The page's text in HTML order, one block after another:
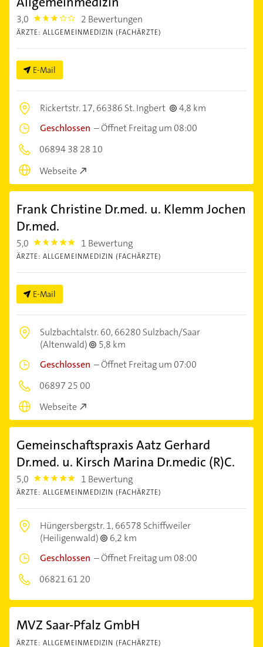
3,0 3.0 2 Bewertungen
ÄRZTE: ALLGEMEINMEDIZIN (FACHÄRZTE)
E-Mail
Rickertstr. 17,66386 St. Ingbert
4,8 km
Geschlossen –Öffnet Freitag um 08:00
06894 38 28 10
Webseite
Frank Christine Dr.med. u. Klemm Jochen
Dr.med.
5,0 5.0 1 Bewertung
ÄRZTE: ALLGEMEINMEDIZIN (FACHÄRZTE)
E-Mail
Sulzbachtalstr. 60,66280 Sulzbach/Saar
(Altenwald)
5,8 km
Geschlossen –Öffnet Freitag um 07:00
06897 25 00
Webseite
Gemeinschaftspraxis Aatz Gerhard
Dr.med. u. Kirsch Marina Dr.medic (R)C.
5,0 5.0 1 Bewertung
ÄRZTE: ALLGEMEINMEDIZIN (FACHÄRZTE)
Hüngersbergstr. 1,66578 Schiffweiler
(Heiligenwald)
6,2 km
Geschlossen –Öffnet Freitag um 08:00
06821 61 20
MVZ Saar-Pfalz GmbH
ÄRZTE: ALLGEMEINMEDIZIN (FACHÄRZTE)